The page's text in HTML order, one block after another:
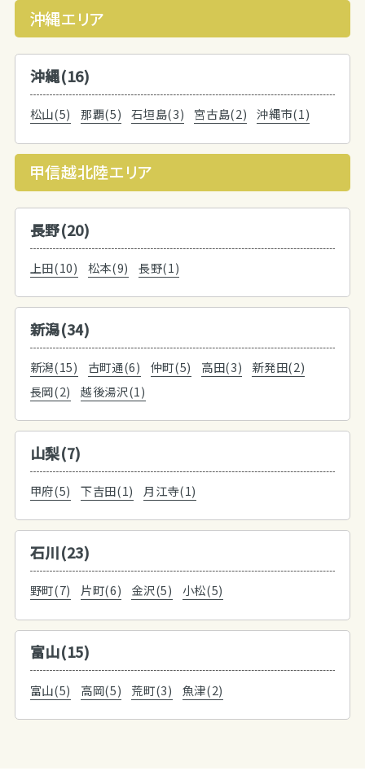
沖縄エリア
沖縄(16)
松山(5) 那覇(5) 石垣島(3) 宮古島(2) 沖縄市(1)
甲信越北陸エリア
長野(20)
上田(10) 松本(9) 長野(1)
新潟(34)
新潟(15) 古町通(6) 仲町(5) 高田(3)
新発田(2)
長岡(2)
越後湯沢(1)
山梨(7)
甲府(5) 下吉田(1) 月江寺(1)
石川(23)
野町(7) 片町(6) 金沢(5) 小松(5)
富山(15)
富山(5) 高岡(5) 荒町(3) 魚津(2)